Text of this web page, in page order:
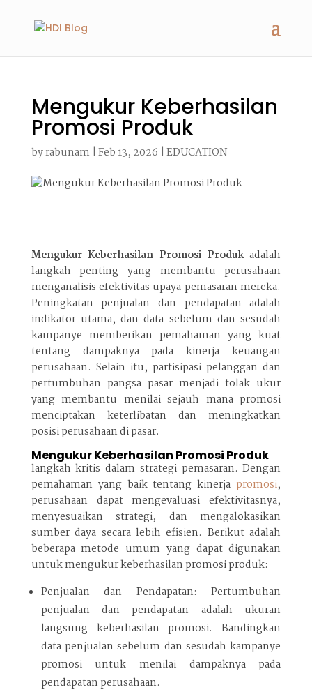
Mengukur Keberhasilan
Promosi Produk
byrabunam | Feb 13, 2026 | EDUCATION
Mengukur Keberhasilan Promosi Produkadalah
langkah penting yang membantu perusahaan
menganalisis efektivitas upaya pemasaran mereka.
Peningkatan penjualan dan pendapatan adalah
indikator utama, dan data sebelum dan sesudah
kampanye memberikan pemahaman yang kuat
tentang dampaknya pada kinerja keuangan
perusahaan. Selain itu, partisipasi pelanggan dan
pertumbuhan pangsa pasar menjadi tolak ukur
yang membantu menilai sejauh mana promosi
menciptakan keterlibatan dan meningkatkan
posisi perusahaan di pasar.
Mengukur Keberhasilan Promosi Produk
langkah kritis dalam strategi pemasaran. Dengan
pemahaman yang baik tentang kinerja promosi,
perusahaan dapat mengevaluasi efektivitasnya,
menyesuaikan strategi, dan mengalokasikan
sumber daya secara lebih efisien. Berikut adalah
beberapa metode umum yang dapat digunakan
untuk mengukur keberhasilan promosi produk:
Penjualan dan Pendapatan: Pertumbuhan
penjualan dan pendapatan adalah ukuran
langsung keberhasilan promosi. Bandingkan
data penjualan sebelum dan sesudah kampanye
promosi untuk menilai dampaknya pada
pendapatan perusahaan.